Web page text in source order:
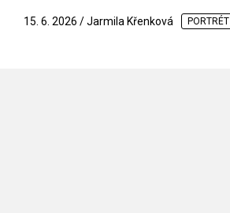
15. 6. 2026 / Jarmila Křenková PORTRÉT